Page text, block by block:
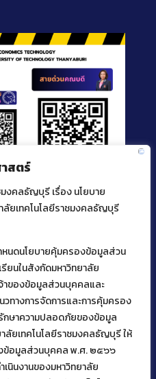
สตร์
มงคลธัญบุรี เรื่อง นโยบาย
ยเทคโนโลยีราชมงคลธัญบุรี
หนดนโยบายคุ้มครองข้อมูลส่วน
ยนในสังกัดมหาวิทยาลัย
าของข้อมูลส่วนบุคคลและ
ทางการจัดการและการคุ้มครอง
กษาความปลอดภัยของข้อมูล
ลัยเทคโนโลยีราชมงคลธัญบุรี ให้
ข้อมูลส่วนบุคคล พ.ศ. ๒๕๖๖
เนินงานของมหาวิทยาลัย
ตร์
ง